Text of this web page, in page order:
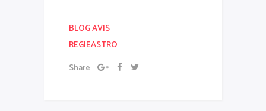
BLOG AVIS
REGIEASTRO
Share